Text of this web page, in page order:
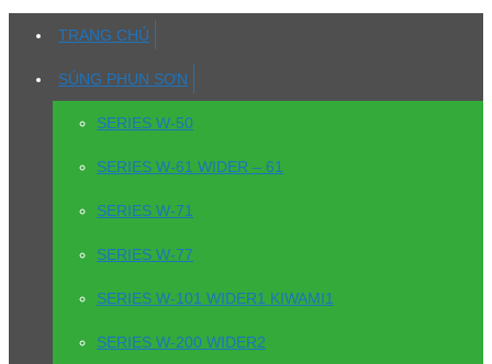
TRANG CHỦ
SÚNG PHUN SƠN
SERIES W-50
SERIES W-61 WIDER – 61
SERIES W-71
SERIES W-77
SERIES W-101 WIDER1 KIWAMI1
SERIES W-200 WIDER2